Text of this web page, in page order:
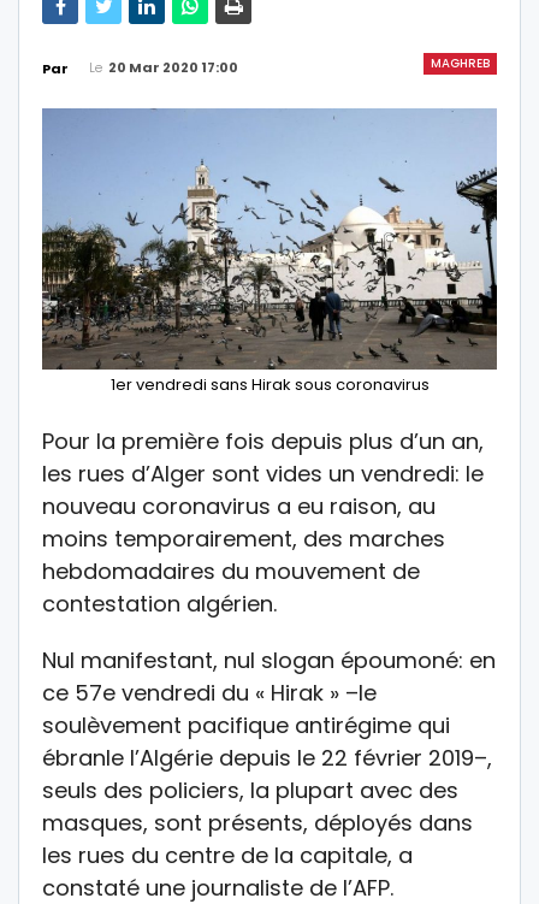
MAGHREB
Par Le 20 Mar 2020 17:00
1er vendredi sans Hirak sous coronavirus
Pour la première fois depuis plus d’un an,
les rues d’Alger sont vides un vendredi: le
nouveau coronavirus a eu raison, au
moins temporairement, des marches
hebdomadaires du mouvement de
contestation algérien.
Nul manifestant, nul slogan époumoné: en
ce 57e vendredi du « Hirak » –le
soulèvement pacifique antirégime qui
ébranle l’Algérie depuis le 22 février 2019–,
seuls des policiers, la plupart avec des
masques, sont présents, déployés dans
les rues du centre de la capitale, a
constaté une journaliste de l’AFP.